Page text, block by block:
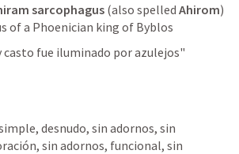
sarcophagus (also spelled Ahirom)
of a Phoenician king of Byblos
fue iluminado por azulejos"
desnudo, sin adornos, sin
sin adornos, funcional, sin